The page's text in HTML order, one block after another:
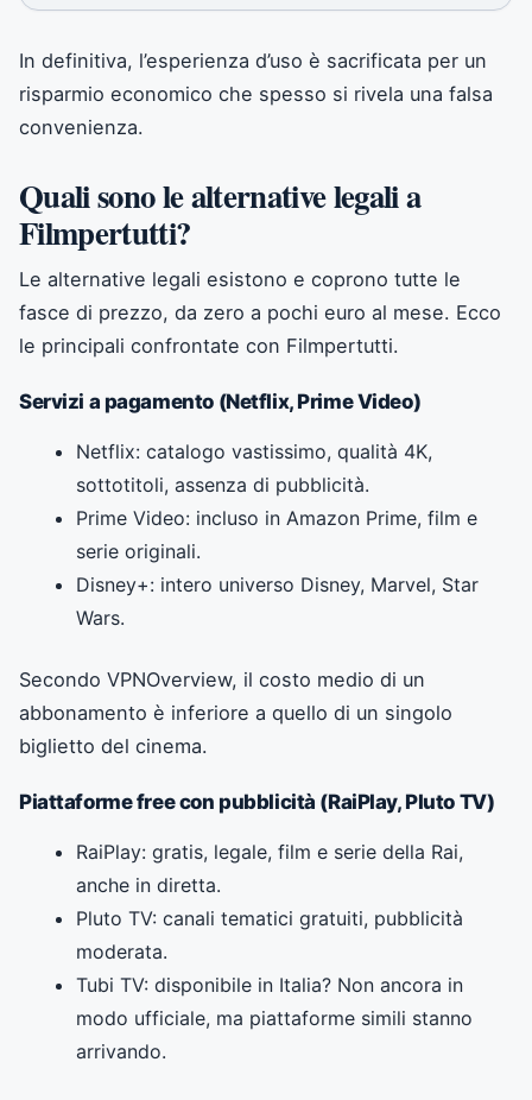
In definitiva, l’esperienza d’uso è sacrificata per un
risparmio economico che spesso si rivela una falsa
convenienza.
Quali sono le alternative legali a
Filmpertutti?
Le alternative legali esistono e coprono tutte le
fasce di prezzo, da zero a pochi euro al mese. Ecco
le principali confrontate con Filmpertutti.
Servizi a pagamento (Netflix, Prime Video)
Netflix: catalogo vastissimo, qualità 4K,
sottotitoli, assenza di pubblicità.
Prime Video: incluso in Amazon Prime, film e
serie originali.
Disney+: intero universo Disney, Marvel, Star
Wars.
Secondo VPNOverview, il costo medio di un
abbonamento è inferiore a quello di un singolo
biglietto del cinema.
Piattaforme free con pubblicità (RaiPlay, Pluto TV)
RaiPlay: gratis, legale, film e serie della Rai,
anche in diretta.
Pluto TV: canali tematici gratuiti, pubblicità
moderata.
Tubi TV: disponibile in Italia? Non ancora in
modo ufficiale, ma piattaforme simili stanno
arrivando.